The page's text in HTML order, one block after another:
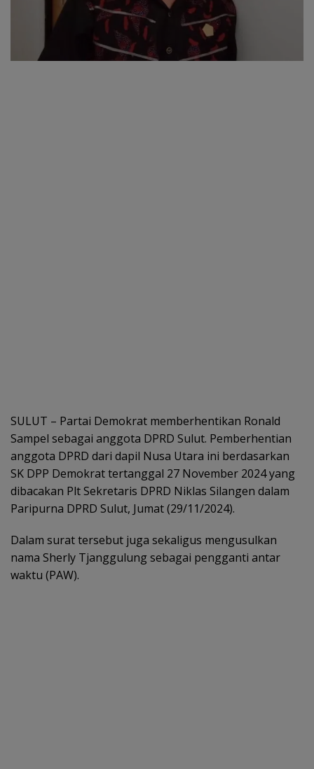
SULUT – Partai Demokrat memberhentikan Ronald
Sampel sebagai anggota DPRD Sulut. Pemberhentian
anggota DPRD dari dapil Nusa Utara ini berdasarkan
SK DPP Demokrat tertanggal 27 November 2024 yang
dibacakan Plt Sekretaris DPRD Niklas Silangen dalam
Paripurna DPRD Sulut, Jumat (29/11/2024).
Dalam surat tersebut juga sekaligus mengusulkan
nama Sherly Tjanggulung sebagai pengganti antar
waktu (PAW).